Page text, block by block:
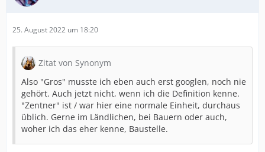
25. August 2022 um 18:20
Zitat von Synonym
Also "Gros" musste ich eben auch erst googlen, noch nie
gehört. Auch jetzt nicht, wenn ich die Definition kenne.
"Zentner" ist / war hier eine normale Einheit, durchaus
üblich. Gerne im Ländlichen, bei Bauern oder auch,
woher ich das eher kenne, Baustelle.